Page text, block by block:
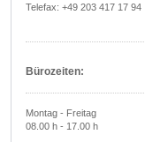
Telefax: +49 203 417 17 94
Bürozeiten:
Montag - Freitag
08.00 h - 17.00 h